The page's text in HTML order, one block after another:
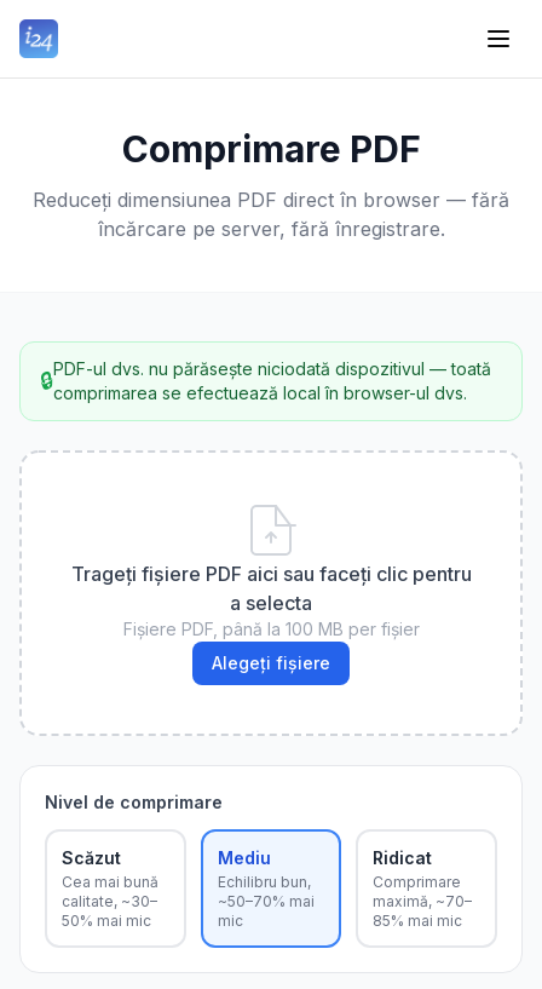
Comprimare PDF
Reduceți dimensiunea PDF direct în browser — fără
încărcare pe server, fără înregistrare.
🔒PDF-ul dvs. nu părăsește niciodată dispozitivul — toată
comprimarea se efectuează local în browser-ul dvs.
Trageți fișiere PDF aici sau faceți clic pentru
a selecta
Fișiere PDF, până la 100 MB per fișier
Alegeți fișiere
Nivel de comprimare
Scăzut
Cea mai bună
calitate, ~30–
50% mai mic
Mediu
Echilibru bun,
~50–70% mai
mic
Ridicat
Comprimare
maximă, ~70–
85% mai mic